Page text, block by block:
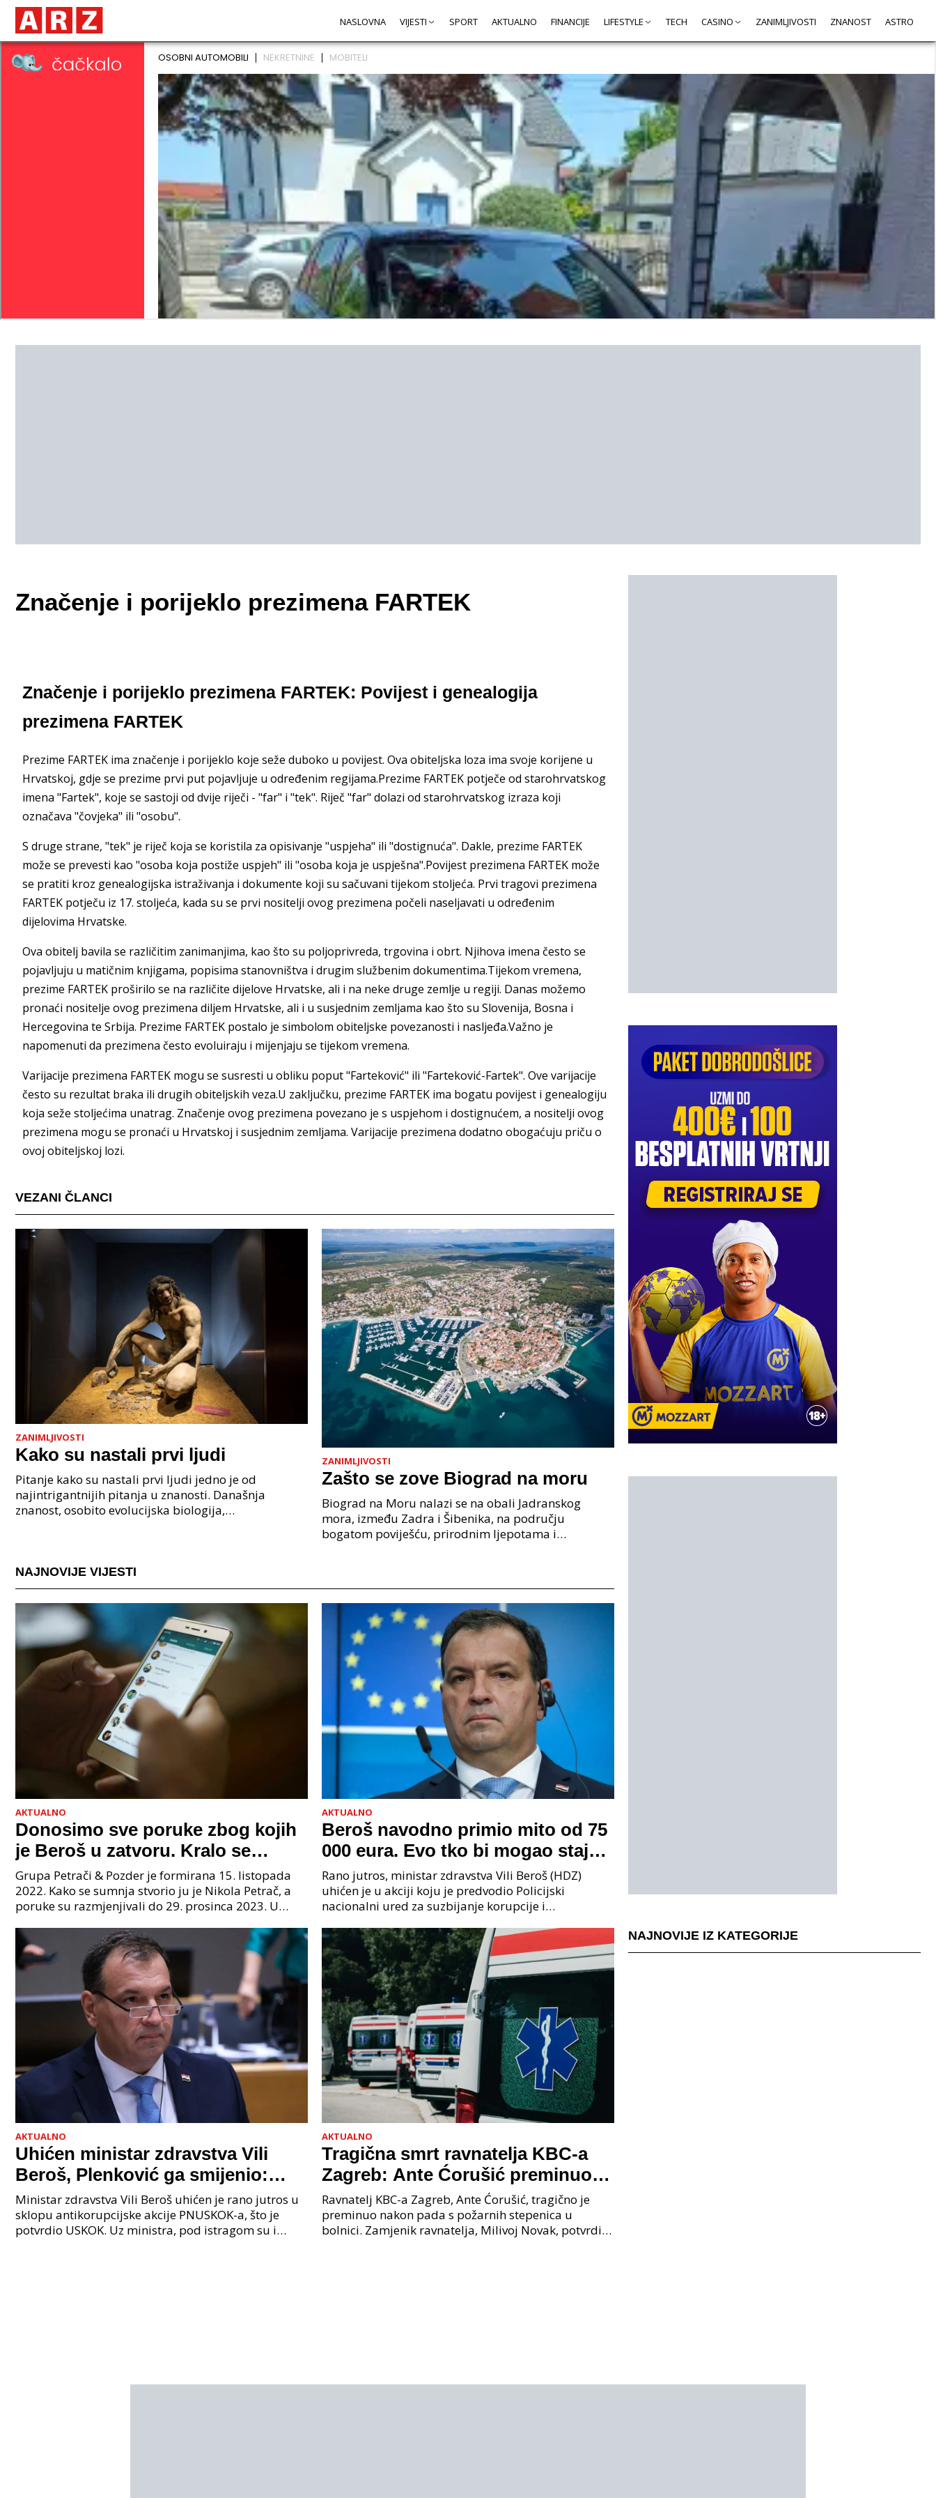
NASLOVNA VIJESTI SPORT AKTUALNO FINANCIJE LIFESTYLE TECH CASINO ZANIMLJIVOSTI ZNANOST ASTRO
Značenje i porijeklo prezimena FARTEK
Značenje i porijeklo prezimena FARTEK: Povijest i genealogija
prezimena FARTEK
Prezime FARTEK ima značenje i porijeklo koje seže duboko u povijest. Ova obiteljska loza ima svoje korijene u
Hrvatskoj, gdje se prezime prvi put pojavljuje u određenim regijama.Prezime FARTEK potječe od starohrvatskog
imena "Fartek", koje se sastoji od dvije riječi - "far" i "tek". Riječ "far" dolazi od starohrvatskog izraza koji
označava "čovjeka" ili "osobu".
S druge strane, "tek" je riječ koja se koristila za opisivanje "uspjeha" ili "dostignuća". Dakle, prezime FARTEK
može se prevesti kao "osoba koja postiže uspjeh" ili "osoba koja je uspješna".Povijest prezimena FARTEK može
se pratiti kroz genealogijska istraživanja i dokumente koji su sačuvani tijekom stoljeća. Prvi tragovi prezimena
FARTEK potječu iz 17. stoljeća, kada su se prvi nositelji ovog prezimena počeli naseljavati u određenim
dijelovima Hrvatske.
Ova obitelj bavila se različitim zanimanjima, kao što su poljoprivreda, trgovina i obrt. Njihova imena često se
pojavljuju u matičnim knjigama, popisima stanovništva i drugim službenim dokumentima.Tijekom vremena,
prezime FARTEK proširilo se na različite dijelove Hrvatske, ali i na neke druge zemlje u regiji. Danas možemo
pronaći nositelje ovog prezimena diljem Hrvatske, ali i u susjednim zemljama kao što su Slovenija, Bosna i
Hercegovina te Srbija. Prezime FARTEK postalo je simbolom obiteljske povezanosti i nasljeđa.Važno je
napomenuti da prezimena često evoluiraju i mijenjaju se tijekom vremena.
Varijacije prezimena FARTEK mogu se susresti u obliku poput "Farteković" ili "Farteković-Fartek". Ove varijacije
često su rezultat braka ili drugih obiteljskih veza.U zaključku, prezime FARTEK ima bogatu povijest i genealogiju
koja seže stoljećima unatrag. Značenje ovog prezimena povezano je s uspjehom i dostignućem, a nositelji ovog
prezimena mogu se pronaći u Hrvatskoj i susjednim zemljama. Varijacije prezimena dodatno obogaćuju priču o
ovoj obiteljskoj lozi.
VEZANI ČLANCI
ZANIMLJIVOSTI
Kako su nastali prvi ljudi
Pitanje kako su nastali prvi ljudi jedno je od
najintrigantnijih pitanja u znanosti. Današnja
znanost, osobito evolucijska biologija,
ZANIMLJIVOSTI
Zašto se zove Biograd na moru
Biograd na Moru nalazi se na obali Jadranskog
mora, između Zadra i Šibenika, na području
bogatom poviješću, prirodnim ljepotama i
NAJNOVIJE VIJESTI
AKTUALNO
Donosimo sve poruke zbog kojih
je Beroš u zatvoru. Kralo se
godinama. Tko će iz vlade biti
sljedeći uhićen?
Grupa Petrači & Pozder je formirana 15. listopada
2022. Kako se sumnja stvorio ju je Nikola Petrač, a
poruke su razmjenjivali do 29. prosinca 2023. U
AKTUALNO
Beroš navodno primio mito od 75
000 eura. Evo tko bi mogao stajati
na čelu zločinačkog udruženja
Rano jutros, ministar zdravstva Vili Beroš (HDZ)
uhićen je u akciji koju je predvodio Policijski
nacionalni ured za suzbijanje korupcije i
priopćenju USKOK
AKTUALNO
Uhićen ministar zdravstva Vili
Beroš, Plenković ga smijenio:
Istraga USKOK-a zbog korupcije
Ministar zdravstva Vili Beroš uhićen je rano jutros u
sklopu antikorupcijske akcije PNUSKOK-a, što je
potvrdio USKOK. Uz ministra, pod istragom su i
AKTUALNO
Tragična smrt ravnatelja KBC-a
Zagreb: Ante Ćorušić preminuo
nakon pada u bolnici, policija na
mjestu događaja
Ravnatelj KBC-a Zagreb, Ante Ćorušić, tragično je
preminuo nakon pada s požarnih stepenica u
bolnici. Zamjenik ravnatelja, Milivoj Novak, potvrdio
NAJNOVIJE IZ KATEGORIJE